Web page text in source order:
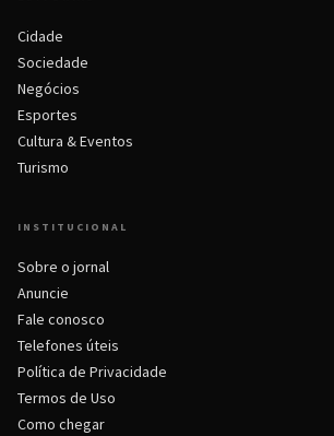
Cidade
Sociedade
Negócios
Esportes
Cultura & Eventos
Turismo
INSTITUCIONAL
Sobre o jornal
Anuncie
Fale conosco
Telefones úteis
Política de Privacidade
Termos de Uso
Como chegar